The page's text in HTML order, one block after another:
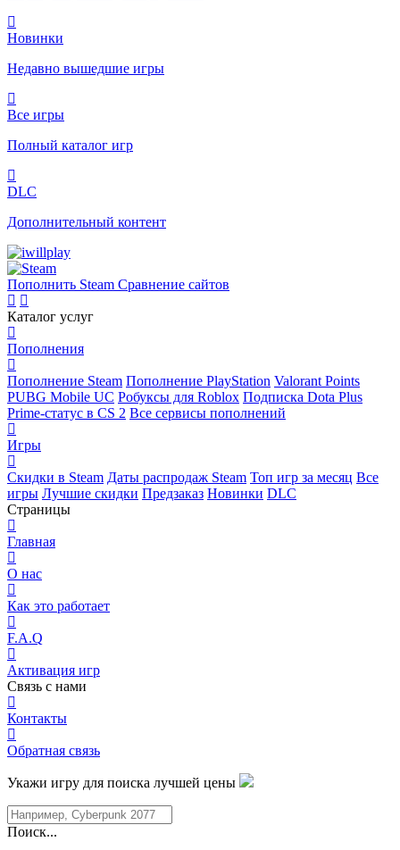
Новинки
Недавно вышедшие игры
Все игры
Полный каталог игр
DLC
Дополнительный контент
Пополнить Steam Сравнение сайтов
Каталог услуг
Пополнения
Пополнение Steam Пополнение PlayStation Valorant Points
PUBG Mobile UC Робуксы для Roblox Подписка Dota Plus
Prime-статус в CS 2 Все сервисы пополнений
Игры
Скидки в Steam Даты распродаж Steam Топ игр за месяц Все
игры Лучшие скидки Предзаказ Новинки DLC
Страницы
Главная
О нас
Как это работает
F.A.Q
Активация игр
Связь с нами
Контакты
Обратная связь
Укажи игру для поиска лучшей цены
Поиск...